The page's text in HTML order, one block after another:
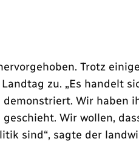
Trotz
zu. „Es handelt
Wir haben
Wir wollen,
sind“, sagte der